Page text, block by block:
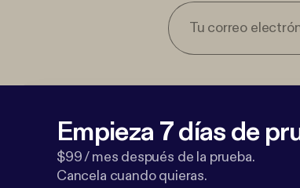
Empieza 7 días de
$99 / mes después de la prueba.
Cancela cuando quieras.